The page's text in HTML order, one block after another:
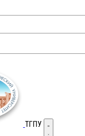
ТГПУ Открыть меню